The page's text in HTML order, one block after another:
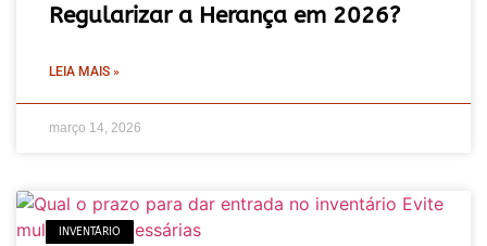
Regularizar a Herança em 2026?
LEIA MAIS »
março 14, 2026
INVENTÁRIO